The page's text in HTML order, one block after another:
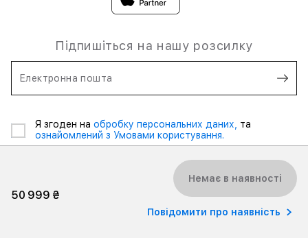
50 999 ₴
Немає в наявності
Повідомити про наявність
Підпишіться на нашу розсилку
Електронна пошта
Я згоден на обробку персональних даних, та
ознайомлений з Умовами користування.
2026 iSpace Ukraine. Всі права захищені.